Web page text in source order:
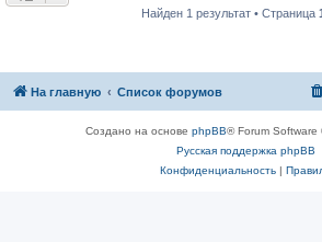
Найден 1 результат • Страница
На главную Список форумов
Создано на основе phpBB® Forum Software
Русская поддержка phpBB
Конфиденциальность|